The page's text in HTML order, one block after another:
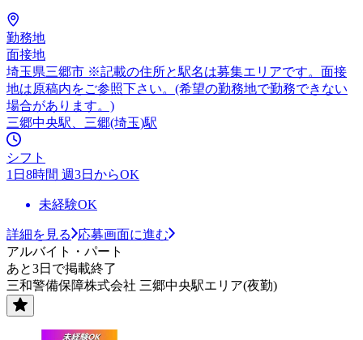
勤務地
面接地
埼玉県三郷市 ※記載の住所と駅名は募集エリアです。面接
地は原稿内をご参照下さい。(希望の勤務地で勤務できない
場合があります。)
三郷中央駅、三郷(埼玉)駅
シフト
1日8時間 週3日からOK
未経験OK
詳細を見る
応募画面に進む
アルバイト・パート
あと3日で掲載終了
三和警備保障株式会社 三郷中央駅エリア(夜勤)